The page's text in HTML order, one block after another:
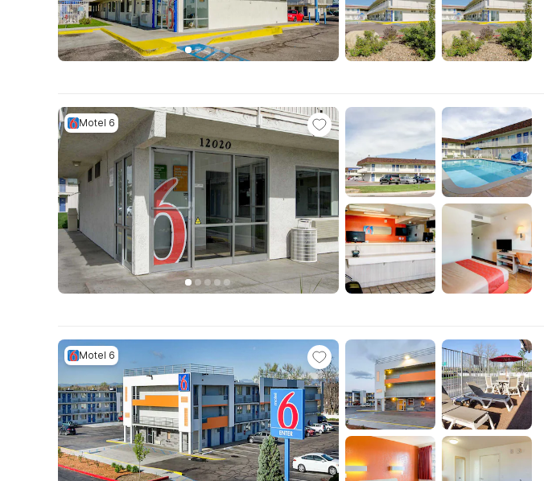
Motel 6
Motel 6